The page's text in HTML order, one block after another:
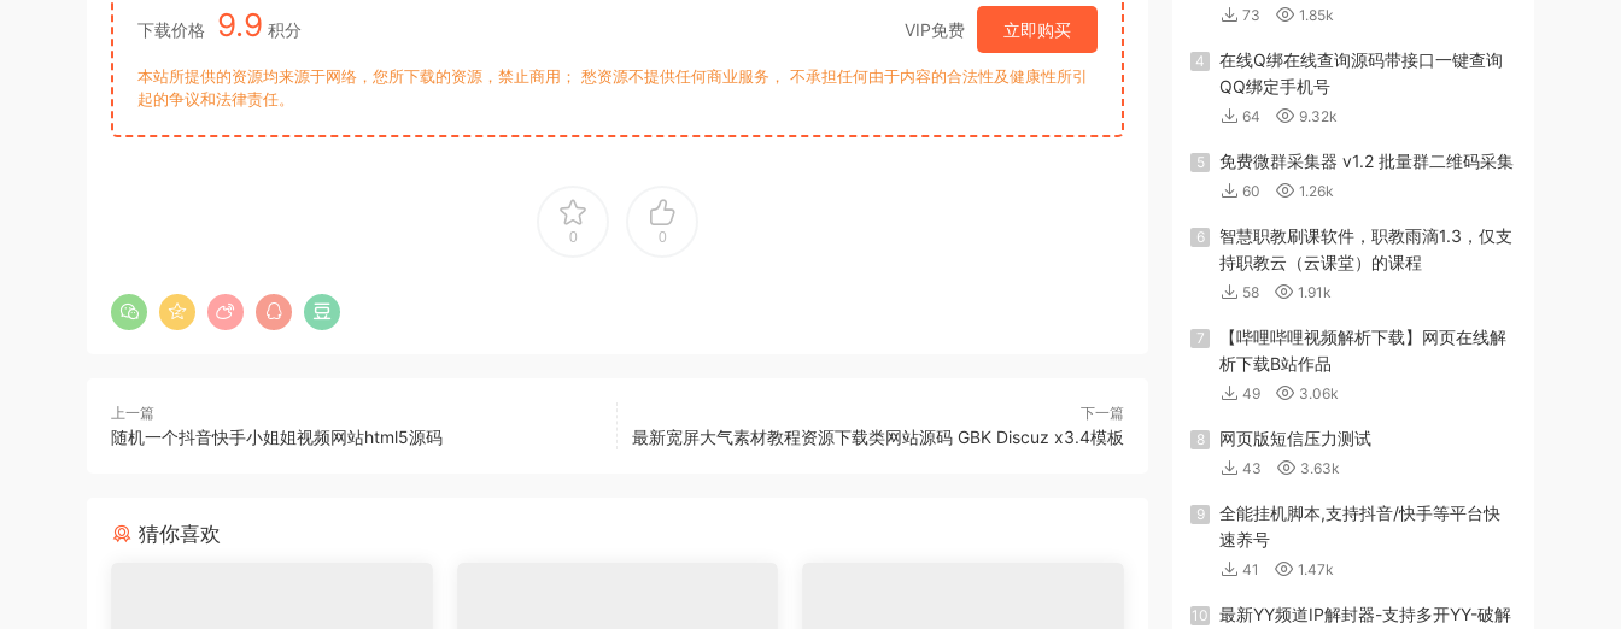
下载价格 9.9 积分 VIP免费 立即购买
本站所提供的资源均来源于网络，您所下载的资源，禁止商用； 愁资源不提供任何商业服务， 不承担任何由于内容的合法性及健康性所引
起的争议和法律责任。
0 0
上一篇
随机一个抖音快手小姐姐视频网站html5源码
下一篇
最新宽屏大气素材教程资源下载类网站源码 GBK Discuz x3.4模板
猜你喜欢
73 1.85k
4
在线Q绑在线查询源码带接口一键查询
QQ绑定手机号
64 9.32k
5 免费微群采集器 v1.2 批量群二维码采集
60 1.26k
6
智慧职教刷课软件，职教雨滴1.3，仅支
持职教云（云课堂）的课程
58 1.91k
7
【哔哩哔哩视频解析下载】网页在线解
析下载B站作品
49 3.06k
8 网页版短信压力测试
43 3.63k
9
全能挂机脚本,支持抖音/快手等平台快
速养号
41 1.47k
10
最新YY频道IP解封器-支持多开YY-破解